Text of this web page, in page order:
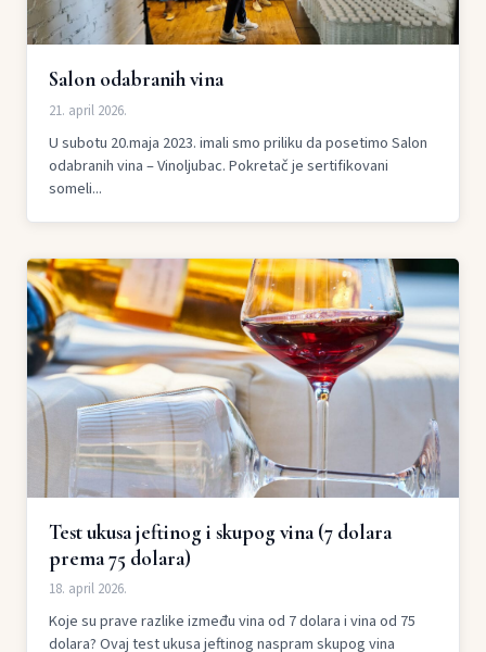
Salon odabranih vina
21. april 2026.
U subotu 20.maja 2023. imali smo priliku da posetimo Salon
odabranih vina – Vinoljubac. Pokretač je sertifikovani
someli...
Test ukusa jeftinog i skupog vina (7 dolara
prema 75 dolara)
18. april 2026.
Koje su prave razlike između vina od 7 dolara i vina od 75
dolara? Ovaj test ukusa jeftinog naspram skupog vina